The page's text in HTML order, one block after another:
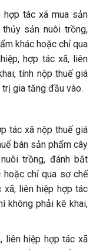
hợp tác xã mua sản
sản nuôi trồng,
khác hoặc chỉ qua
hợp tác xã, liên
tính nộp thuế giá
gia tăng đầu vào.
tác xã nộp thuế giá
bán sản phẩm cây
trồng, đánh bắt
hoặc chỉ qua sơ chế
xã, liên hiệp hợp tác
không phải kê khai,
liên hiệp hợp tác xã